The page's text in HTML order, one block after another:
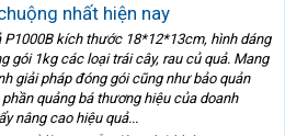
nhất hiện nay
P1000B kích thước 18*12*13cm, hình dáng
gói 1kg các loại trái cây, rau củ quả. Mang
giải pháp đóng gói cũng như bảo quản
quảng bá thương hiệu của doanh
nâng cao hiệu quả...